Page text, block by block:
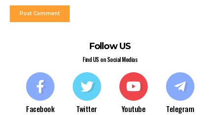
Follow US
Find US on Social Medias
Facebook Twitter Youtube Telegram